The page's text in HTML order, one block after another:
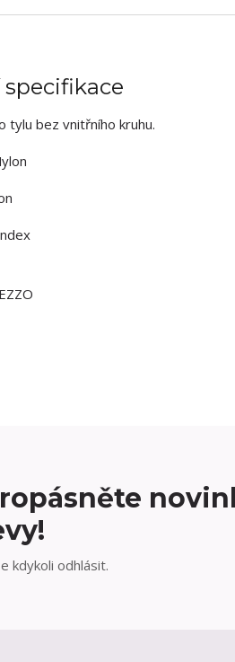
tylu bez vnitřního kruhu.
kdykoli odhlásit.